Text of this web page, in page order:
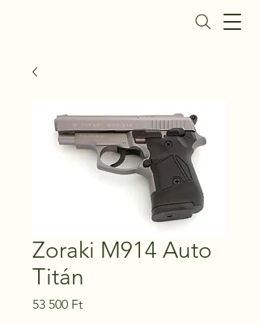
Zoraki M914 Auto
Titán
53 500 FtÁr